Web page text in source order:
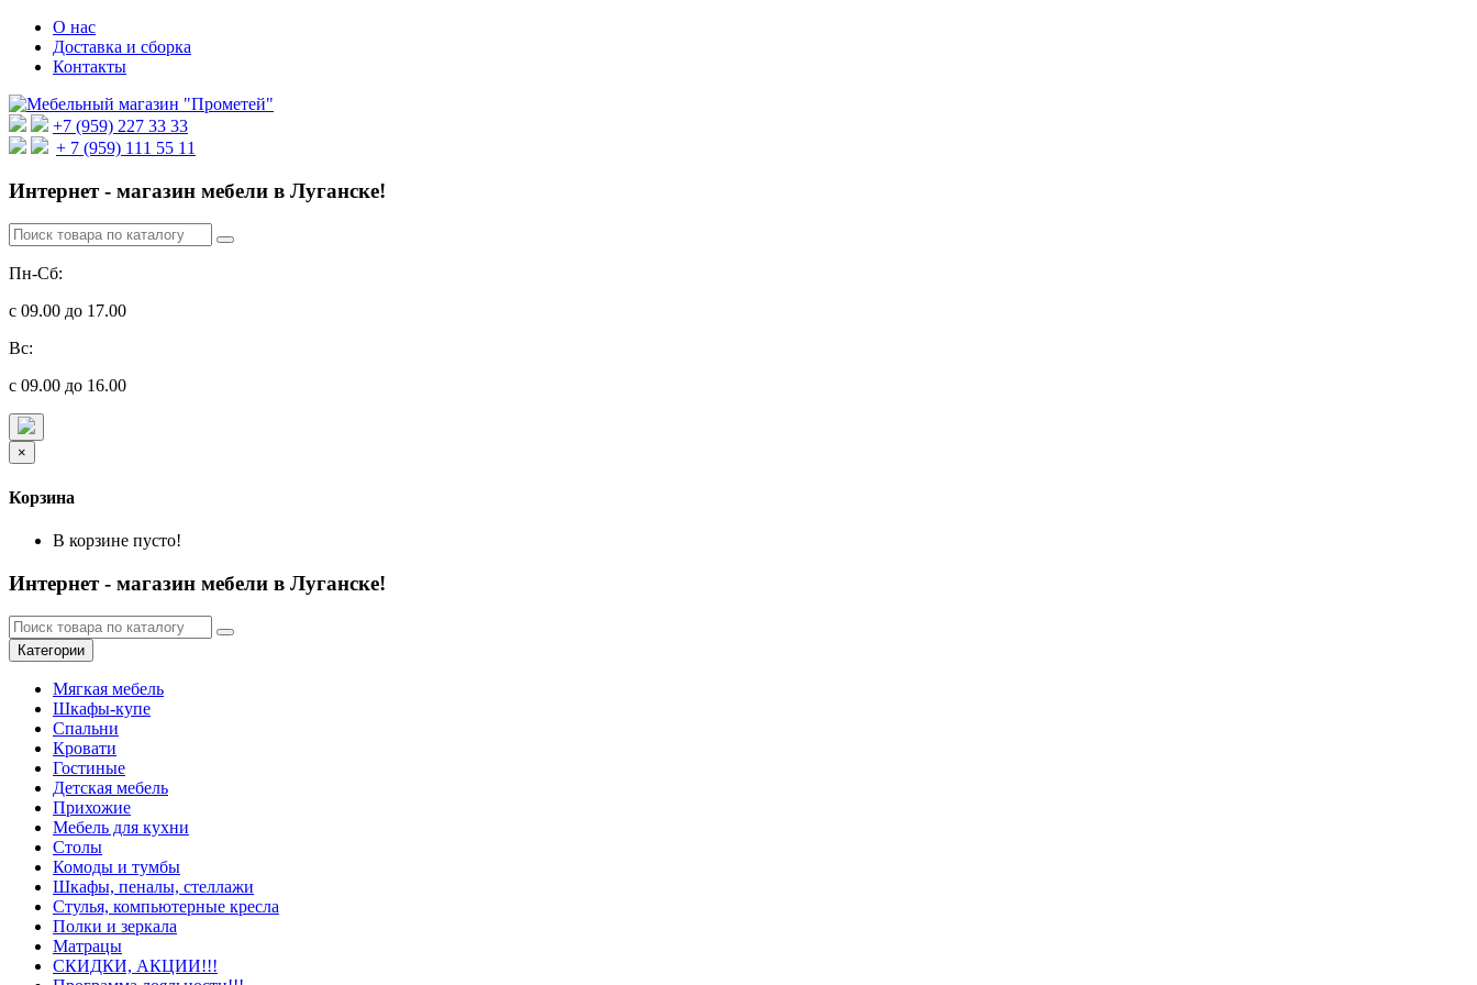
О нас
Доставка и сборка
Контакты
+7 (959) 227 33 33
+ 7 (959) 111 55 11
Интернет - магазин мебели в Луганске!
Пн-Сб:
с 09.00 до 17.00
Вс:
с 09.00 до 16.00
×
Корзина
В корзине пусто!
Интернет - магазин мебели в Луганске!
Категории
Мягкая мебель
Шкафы-купе
Спальни
Кровати
Гостиные
Детская мебель
Прихожие
Мебель для кухни
Столы
Комоды и тумбы
Шкафы, пеналы, стеллажи
Стулья, компьютерные кресла
Полки и зеркала
Матрацы
СКИДКИ, АКЦИИ!!!